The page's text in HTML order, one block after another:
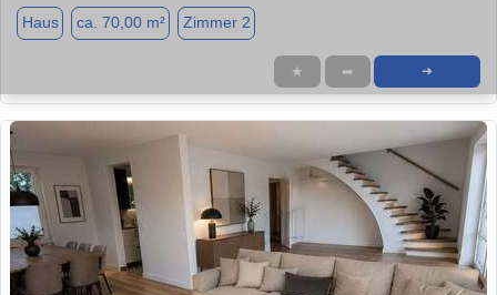
Haus ca. 70,00 m² Zimmer 2
★ ➦ ➜